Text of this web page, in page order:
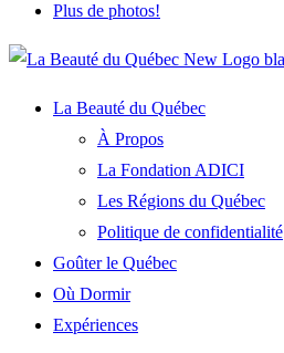
Plus de photos!
La Beauté du Québec
À Propos
La Fondation ADICI
Les Régions du Québec
Politique de confidentialité
Goûter le Québec
Où Dormir
Expériences